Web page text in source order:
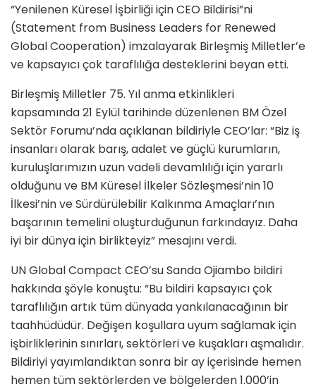
“Yenilenen Küresel İşbirliği için CEO Bildirisi”ni
(Statement from Business Leaders for Renewed
Global Cooperation) imzalayarak Birleşmiş Milletler’e
ve kapsayıcı çok taraflılığa desteklerini beyan etti.
Birleşmiş Milletler 75. Yıl anma etkinlikleri
kapsamında 21 Eylül tarihinde düzenlenen BM Özel
Sektör Forumu’nda açıklanan bildiriyle CEO’lar: “Biz iş
insanları olarak barış, adalet ve güçlü kurumların,
kuruluşlarımızın uzun vadeli devamlılığı için yararlı
olduğunu ve BM Küresel İlkeler Sözleşmesi’nin 10
İlkesi’nin ve Sürdürülebilir Kalkınma Amaçları’nın
başarının temelini oluşturduğunun farkındayız. Daha
iyi bir dünya için birlikteyiz” mesajını verdi.
UN Global Compact CEO’su Sanda Ojiambo bildiri
hakkında şöyle konuştu: “Bu bildiri kapsayıcı çok
taraflılığın artık tüm dünyada yankılanacağının bir
taahhüdüdür. Değişen koşullara uyum sağlamak için
işbirliklerinin sınırları, sektörleri ve kuşakları aşmalıdır.
Bildiriyi yayımlandıktan sonra bir ay içerisinde hemen
hemen tüm sektörlerden ve bölgelerden 1.000’in